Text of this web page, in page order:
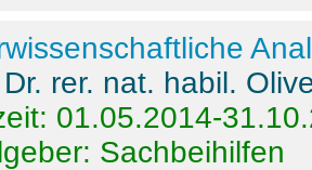
rer. nat. habil.
01.05.2014-
Sachbeihilfen